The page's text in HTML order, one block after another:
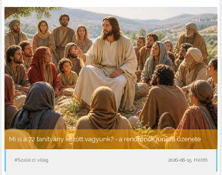
Mi is a 72 tanítvány között vagyunk? - a rendfőnök júniusi üzenete
#Szalézi világ 2026-06-15, Hétfő